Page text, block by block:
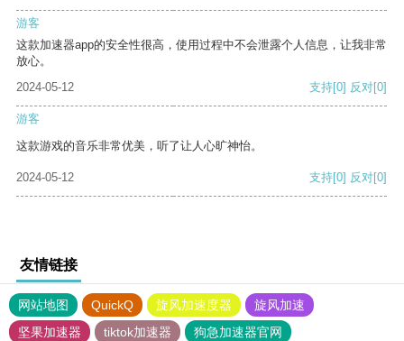
游客
这款加速器app的安全性很高，使用过程中不会泄露个人信息，让我非常
放心。
2024-05-12
支持[0] 反对[0]
游客
这款游戏的音乐非常优美，听了让人心旷神怡。
2024-05-12 支持[0] 反对[0]
友情链接
网站地图 QuickQ 旋风加速度器
旋风加速
坚果加速器
tiktok加速器
狗急加速器官网